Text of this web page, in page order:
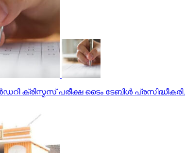
ക്രിസ്മസ് പരീക്ഷ ടൈം ടേബിള്‍